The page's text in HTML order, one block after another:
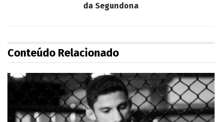
da Segundona
Conteúdo Relacionado